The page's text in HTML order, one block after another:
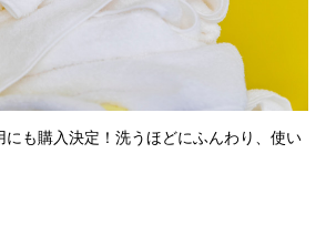
にも購入決定！洗うほどにふんわり、使い